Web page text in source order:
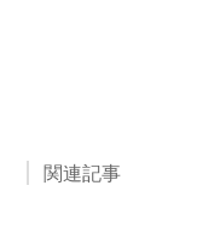
関連記事